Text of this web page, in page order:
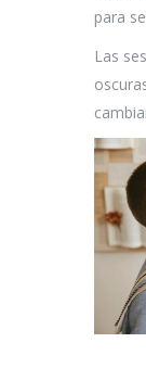
para
Las